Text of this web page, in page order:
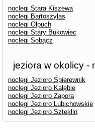
noclegi Stara Kiszewa
noclegi Bartoszylas
noclegi Olpuch
noclegi Stary Bukowiec
noclegi Sobącz
jeziora w okolicy -
noclegi Jezioro Śpierewnik
noclegi Jezioro Kałębie
noclegi Jezioro Zapora
noclegi Jezioro Lubichowskie
noclegi Jezioro Szteklin